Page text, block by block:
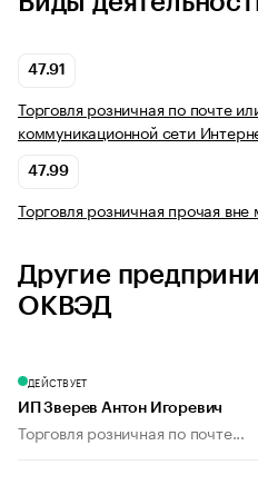
47.91
Торговля розничная по почте
коммуникационной сети
47.99
Торговля розничная прочая
Другие
ОКВЭД
ДЕЙСТВУЕТ
ИП Зверев Антон Игоревич
Торговля розничная по почте...